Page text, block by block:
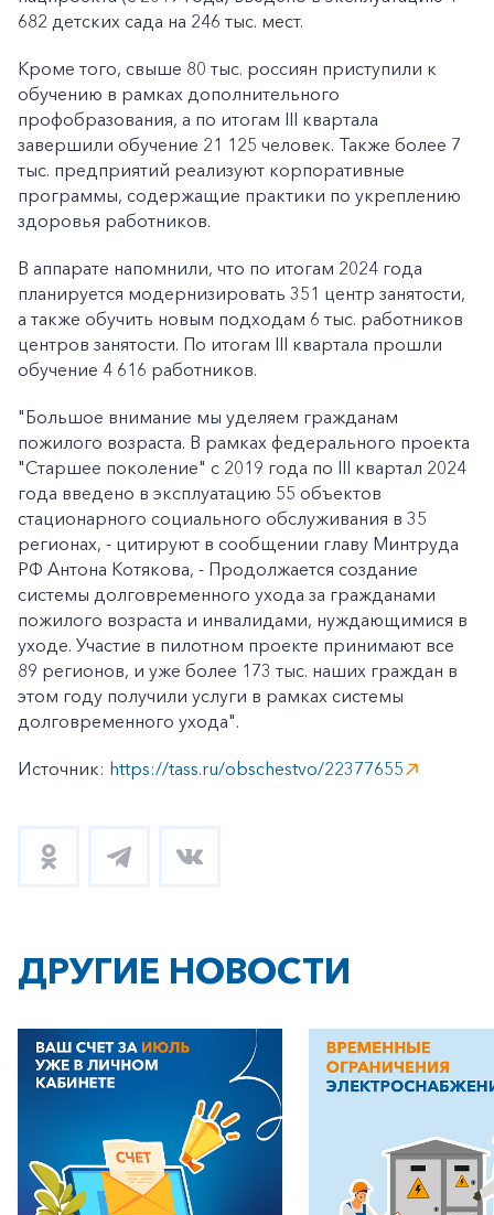
+7-800-700-24-57
Заказать обратный звонок
Корпоративным клиентам
682 детских сада на 246 тыс. мест.
Кроме того, свыше 80 тыс. россиян приступили к
обучению в рамках дополнительного
профобразования, а по итогам III квартала
завершили обучение 21 125 человек. Также более 7
тыс. предприятий реализуют корпоративные
программы, содержащие практики по укреплению
здоровья работников.
В аппарате напомнили, что по итогам 2024 года
планируется модернизировать 351 центр занятости,
а также обучить новым подходам 6 тыс. работников
центров занятости. По итогам III квартала прошли
обучение 4 616 работников.
"Большое внимание мы уделяем гражданам
пожилого возраста. В рамках федерального проекта
"Старшее поколение" с 2019 года по III квартал 2024
года введено в эксплуатацию 55 объектов
стационарного социального обслуживания в 35
регионах, - цитируют в сообщении главу Минтруда
РФ Антона Котякова, - Продолжается создание
системы долговременного ухода за гражданами
пожилого возраста и инвалидами, нуждающимися в
уходе. Участие в пилотном проекте принимают все
89 регионов, и уже более 173 тыс. наших граждан в
этом году получили услуги в рамках системы
долговременного ухода".
Источник: https://tass.ru/obschestvo/22377655
ДРУГИЕ НОВОСТИ